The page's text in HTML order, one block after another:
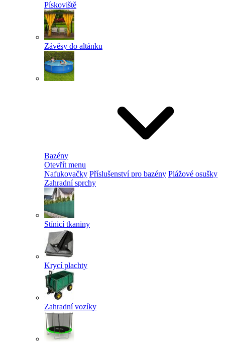
Pískoviště
Závěsy do altánku
Bazény
Otevřít menu
Nafukovačky Příslušenství pro bazény Plážové osušky
Zahradní sprchy
Stínicí tkaniny
Krycí plachty
Zahradní vozíky